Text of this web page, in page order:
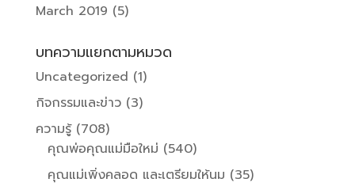
March 2019 (5)
บทความแยกตามหมวด
Uncategorized (1)
กิจกรรมและข่าว(3)
ความรู้(708)
คุณพ่อคุณแม่มือใหม่ (540)
คุณแม่เพิ่งคลอด และเตรียมให้นม (35)